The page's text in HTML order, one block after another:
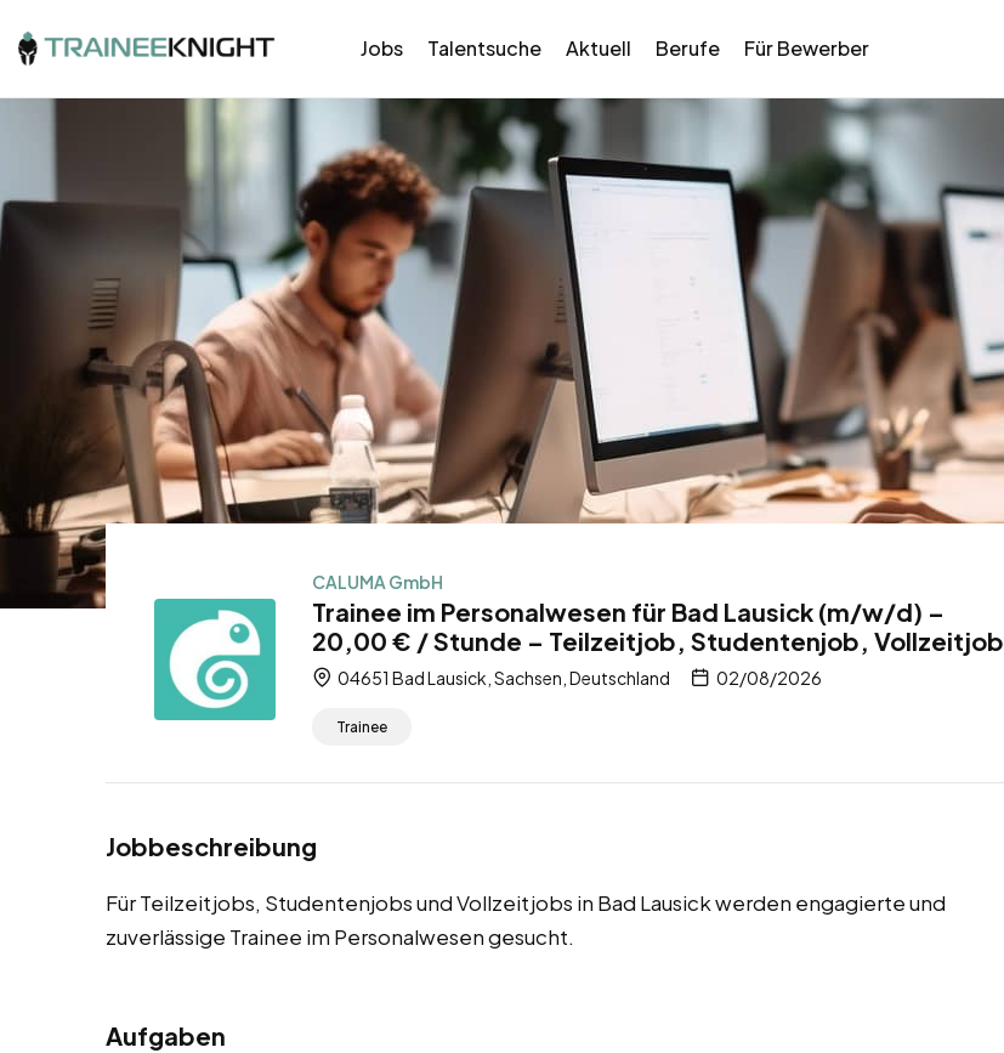
Jobs Talentsuche Aktuell Berufe Für Bewerber
CALUMA GmbH
Trainee im Personalwesen für Bad Lausick (m/w/d) –
20,00 € / Stunde – Teilzeitjob, Studentenjob, Vollzeitjob
04651 Bad Lausick, Sachsen, Deutschland 02/08/2026
Trainee
Jobbeschreibung
Für Teilzeitjobs, Studentenjobs und Vollzeitjobs in Bad Lausick werden engagierte und
zuverlässige Trainee im Personalwesen gesucht.
Aufgaben